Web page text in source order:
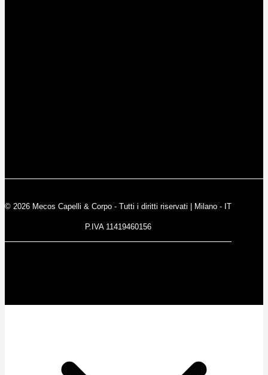
© 2026 Mecos Capelli & Corpo - Tutti i diritti riservati | Milano - IT
P.IVA 11419460156